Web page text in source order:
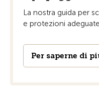
La nostra guida per
e protezioni
Per saperne di